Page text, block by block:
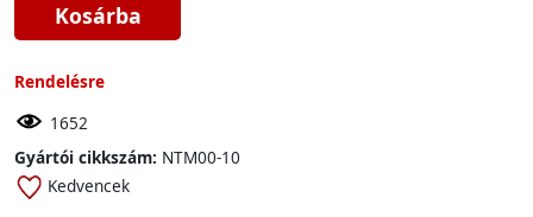
Kosárba
Rendelésre
1652
Gyártói cikkszám: NTM00-10
Kedvencek